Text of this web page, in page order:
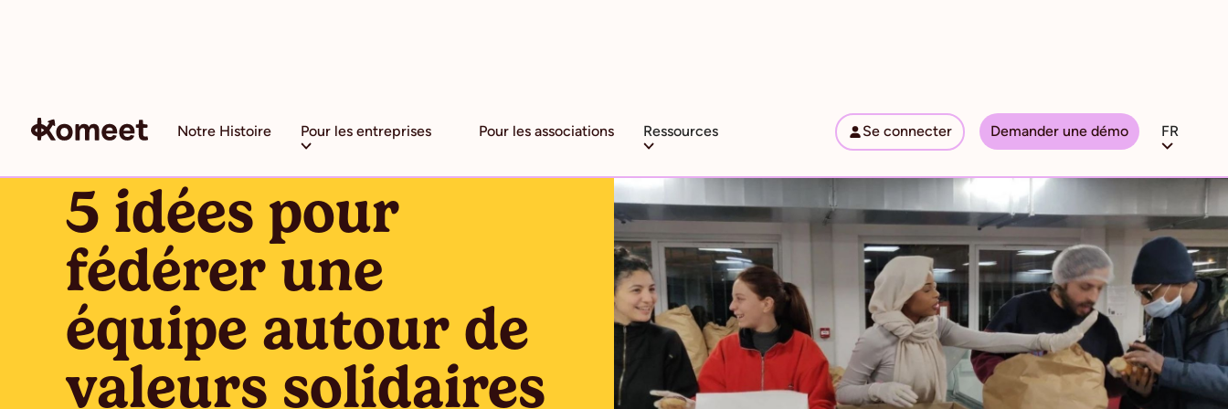
Notre Histoire Pour les entreprises Pour les associations Ressources Se connecter Demander une démo
FR
5 idées pour
fédérer une
équipe autour de
valeurs solidaires